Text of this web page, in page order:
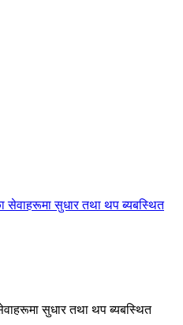
सुधार तथा थप ब्यबस्थित